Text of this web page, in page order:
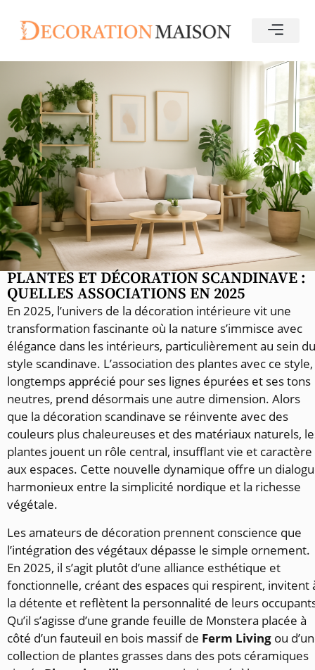
PLANTES ET DÉCORATION SCANDINAVE :
QUELLES ASSOCIATIONS EN 2025
En 2025, l’univers de la décoration intérieure vit une
transformation fascinante où la nature s’immisce avec
élégance dans les intérieurs, particulièrement au sein du
style scandinave. L’association des plantes avec ce style,
longtemps apprécié pour ses lignes épurées et ses tons
neutres, prend désormais une autre dimension. Alors
que la décoration scandinave se réinvente avec des
couleurs plus chaleureuses et des matériaux naturels,
plantes jouent un rôle central, insufflant vie et caractère
aux espaces. Cette nouvelle dynamique offre un
harmonieux entre la simplicité nordique et la richesse
végétale.
Les amateurs de décoration prennent conscience que
l’intégration des végétaux dépasse le simple ornement.
En 2025, il s’agit plutôt d’une alliance esthétique et
fonctionnelle, créant des espaces qui respirent, invitent
la détente et reflètent la personnalité de leurs
Qu’il s’agisse d’une grande feuille de Monstera placée à
côté d’un fauteuil en bois massif de Ferm Living ou
collection de plantes grasses dans des pots céramiques